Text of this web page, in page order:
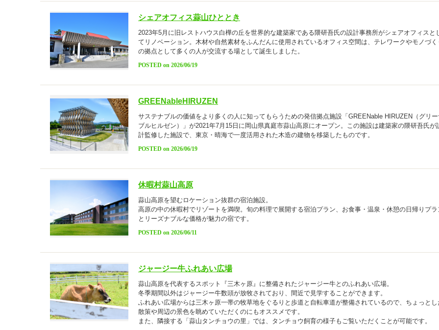
シェアオフィス蒜山ひととき
2023年5月に旧レストハウス白樺の丘を世界的な建築家である隈研吾氏の設計事務所がシェアオフィスと
てリノベーション。木材や自然素材をふんだんに使用されているオフィス空間は、テレワークやモノづく
の拠点として多くの人が交流する場として誕生しました。
POSTED on 2026/06/19
GREENableHIRUZEN
サステナブルの価値をより多くの人に知ってもらうための発信拠点施設「GREENable HIRUZEN（グリ
ブルヒルゼン）」が2021年7月15日に岡山県真庭市蒜山高原にオープン。この施設は建築家の隈研吾氏が
計監修した施設で、東京・晴海で一度活用された木造の建物を移築したものです。
POSTED on 2026/06/19
休暇村蒜山高原
蒜山高原を望むロケーション抜群の宿泊施設。
高原の中の休暇村でリゾートを満喫。旬の料理で展開する宿泊プラン、お食事・温泉・休憩の日帰りプラ
とリーズナブルな価格が魅力の宿です。
POSTED on 2026/06/11
ジャージー牛ふれあい広場
蒜山高原を代表するスポット『三木ヶ原』に整備されたジャージー牛とのふれあい広場。
冬季期間以外はジャージー牛数頭が放牧されており、間近で見学することができます。
ふれあい広場からは三木ヶ原一帯の牧草地をぐるりと歩道と自転車道が整備されているので、ちょっとし
散策や周辺の景色を眺めていただくのにもオススメです。
また、隣接する「蒜山タンチョウの里」では、タンチョウ飼育の様子もご覧いただくことが可能です。